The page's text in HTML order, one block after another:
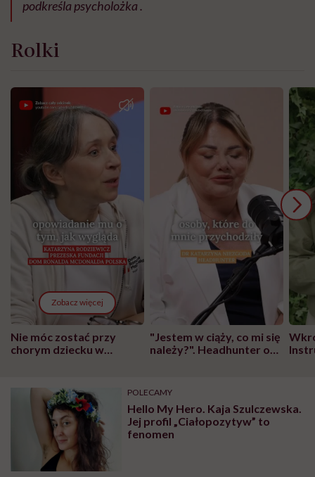
podkreśla psycholożka .
Rolki
Zobacz więcej
Nie móc zostać przy
chorym dziecku w
może chyba tylko
głupota i brak
wyobraźni"
"Jestem w ciąży, co mi się
należy?". Headhunter o
pracy
POLECAMY
Hello My Hero. Kaja Szulczewska.
Jej profil „Ciałopozytyw” to
fenomen